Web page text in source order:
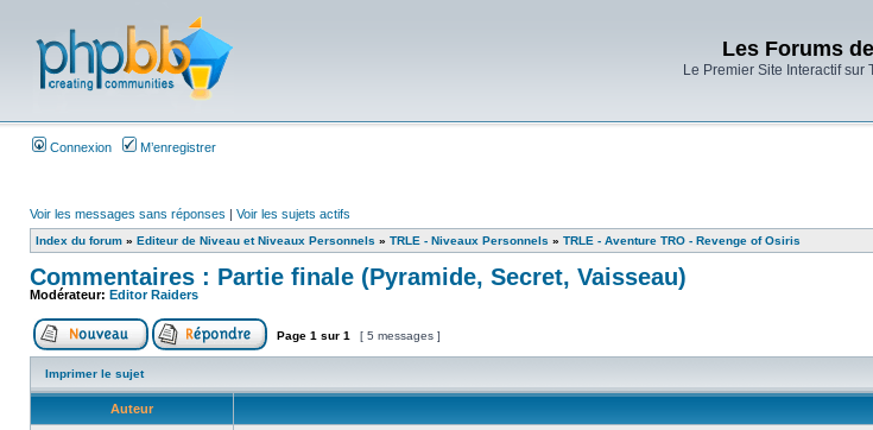
Les Forums
Le Premier Site Interactif sur
Connexion M’enregistrer
Voir les messages sans réponses | Voir les sujets actifs
Index du forum » Editeur de Niveau et Niveaux Personnels » TRLE - Niveaux Personnels » TRLE - Aventure TRO - Revenge of Osiris
Commentaires : Partie finale (Pyramide, Secret, Vaisseau)
Modérateur: Editor Raiders
Page 1 sur 1 [ 5 messages ]
Imprimer le sujet
Auteur